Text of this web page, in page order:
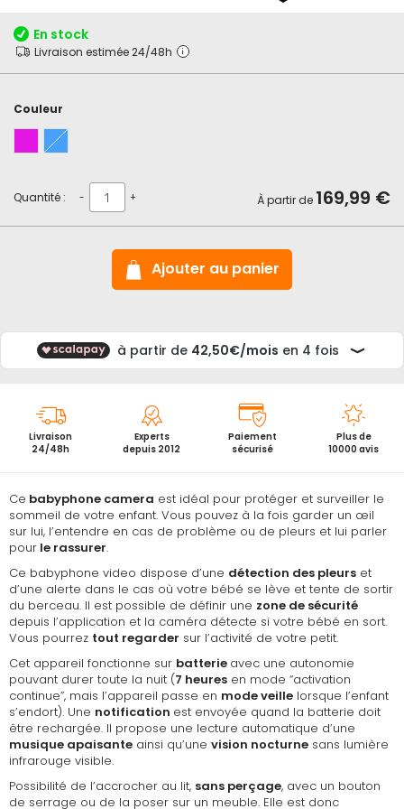
de
la
Ce babyphone camera est idéal pour protéger et surveiller le
sommeil de votre enfant. Vous pouvez à la fois garder un œil
sur lui, l’entendre en cas de problème ou de pleurs et lui parler
pour le rassurer.
Ce babyphone video dispose d’une détection des pleurs et
d’une alerte dans le cas où votre bébé se lève et tente de sortir
du berceau. Il est possible de définir une zone de sécurité
depuis l’application et la caméra détecte si votre bébé en sort.
Vous pourrez tout regarder sur l’activité de votre petit.
Cet appareil fonctionne sur batterie avec une autonomie
pouvant durer toute la nuit (7 heures en mode “activation
continue”, mais l’appareil passe en mode veille lorsque l’enfant
s’endort). Une notification est envoyée quand la batterie doit
être rechargée. Il propose une lecture automatique d’une
musique apaisante ainsi qu’une vision nocturne sans lumière
infrarouge visible.
Possibilité de l’accrocher au lit, sans perçage, avec un bouton
de serrage ou de la poser sur un meuble. Elle est donc
En stock
Livraison estimée 24/48h
Couleur
Quantité : - + À partir de 169,99 €
Ajouter au panier
Livraison
24/48h
Experts
depuis 2012
Paiement
sécurisé
Plus de
10000 avis